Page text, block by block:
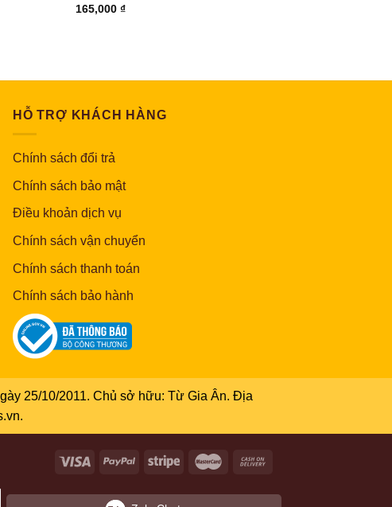
165,000 ₫
HỖ TRỢ KHÁCH HÀNG
Chính sách đổi trả
Chính sách bảo mật
Điều khoản dịch vụ
Chính sách vận chuyển
Chính sách thanh toán
Chính sách bảo hành
25/10/2011. Chủ sở hữu: Từ Gia Ân. Địa